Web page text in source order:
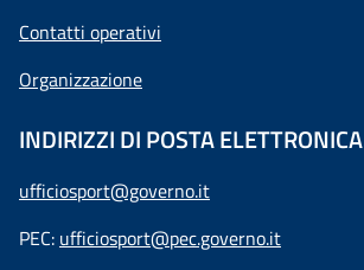
Contatti operativi
Organizzazione
INDIRIZZI DI POSTA ELETTRONICA
ufficiosport@governo.it
PEC: ufficiosport@pec.governo.it